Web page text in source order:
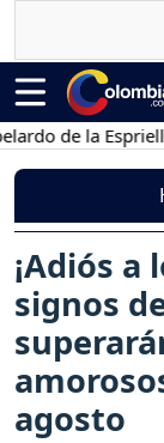
de la Espriella
¡Adiós a
signos
agosto